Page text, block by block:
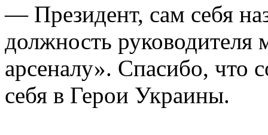
— Президент, сам себя
должность
арсеналу». Спасибо, что
себя в Герои Украины.